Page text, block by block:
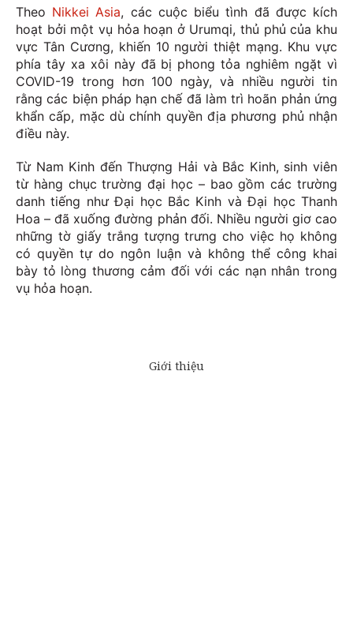
Theo Nikkei Asia, các cuộc biểu tình đã được kích
hoạt bởi một vụ hỏa hoạn ở Urumqi, thủ phủ của khu
vực Tân Cương, khiến 10 người thiệt mạng. Khu vực
phía tây xa xôi này đã bị phong tỏa nghiêm ngặt vì
COVID-19 trong hơn 100 ngày, và nhiều người tin
rằng các biện pháp hạn chế đã làm trì hoãn phản ứng
khẩn cấp, mặc dù chính quyền địa phương phủ nhận
điều này.
Từ Nam Kinh đến Thượng Hải và Bắc Kinh, sinh viên
từ hàng chục trường đại học – bao gồm các trường
danh tiếng như Đại học Bắc Kinh và Đại học Thanh
Hoa – đã xuống đường phản đối. Nhiều người giơ cao
những tờ giấy trắng tượng trưng cho việc họ không
có quyền tự do ngôn luận và không thể công khai
bày tỏ lòng thương cảm đối với các nạn nhân trong
vụ hỏa hoạn.